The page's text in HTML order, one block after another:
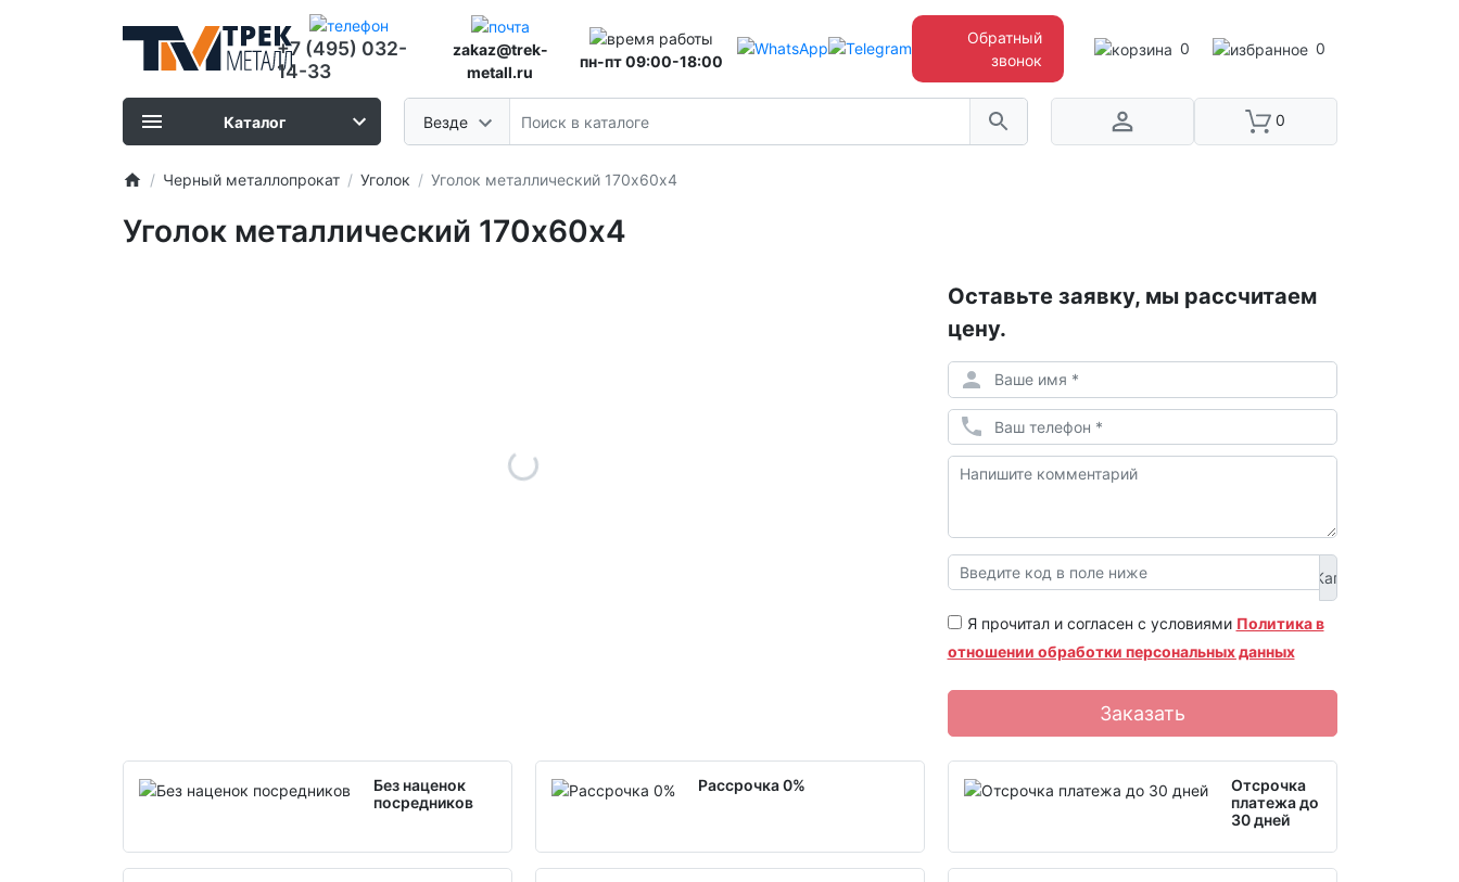
0 0
+7 (495) 032-
14-33
zakaz@trek-
metall.ru
пн-пт 09:00-18:00
Обратный
звонок
Везде 0
Каталог
Черный металлопрокат Уголок Уголок металлический 170х60х4
Уголок металлический 170х60х4
Оставьте заявку, мы рассчитаем
цену.
Я прочитал и согласен с условиями Политика в
отношении обработки персональных данных
Заказать
Без наценок
посредников
Рассрочка 0%
Отсрочка
платежа до
30 дней